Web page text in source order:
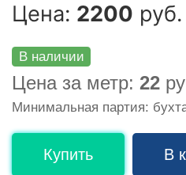
Цена: 2200
В наличии
Цена за метр: 22
Минимальная партия:
Купить В